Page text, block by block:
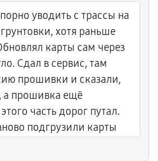
уводить с трассы на
хотя раньше
карты сам через
Сдал в сервис, там
прошивки и сказали,
а прошивка ещё
часть дорог путал.
подгрузили карты